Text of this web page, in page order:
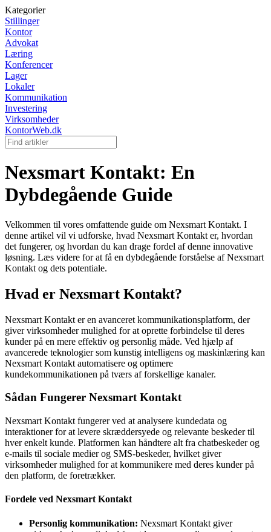
Kategorier
Stillinger
Kontor
Advokat
Læring
Konferencer
Lager
Lokaler
Kommunikation
Investering
Virksomheder
KontorWeb.dk
Nexsmart Kontakt: En
Dybdegående Guide
Velkommen til vores omfattende guide om Nexsmart Kontakt. I
denne artikel vil vi udforske, hvad Nexsmart Kontakt er, hvordan
det fungerer, og hvordan du kan drage fordel af denne innovative
løsning. Læs videre for at få en dybdegående forståelse af Nexsmart
Kontakt og dets potentiale.
Hvad er Nexsmart Kontakt?
Nexsmart Kontakt er en avanceret kommunikationsplatform, der
giver virksomheder mulighed for at oprette forbindelse til deres
kunder på en mere effektiv og personlig måde. Ved hjælp af
avancerede teknologier som kunstig intelligens og maskinlæring kan
Nexsmart Kontakt automatisere og optimere
kundekommunikationen på tværs af forskellige kanaler.
Sådan Fungerer Nexsmart Kontakt
Nexsmart Kontakt fungerer ved at analysere kundedata og
interaktioner for at levere skræddersyede og relevante beskeder til
hver enkelt kunde. Platformen kan håndtere alt fra chatbeskeder og
e-mails til sociale medier og SMS-beskeder, hvilket giver
virksomheder mulighed for at kommunikere med deres kunder på
den platform, de foretrækker.
Fordele ved Nexsmart Kontakt
Personlig kommunikation: Nexsmart Kontakt giver